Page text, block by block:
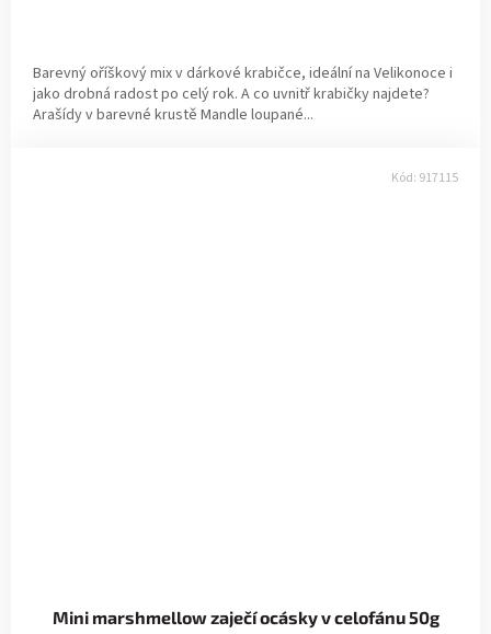
Barevný oříškový mix v dárkové krabičce, ideální na Velikonoce i
jako drobná radost po celý rok. A co uvnitř krabičky najdete?
Arašídy v barevné krustě Mandle loupané...
Mini marshmellow zaječí ocásky v celofánu 50g
Kód: 917115